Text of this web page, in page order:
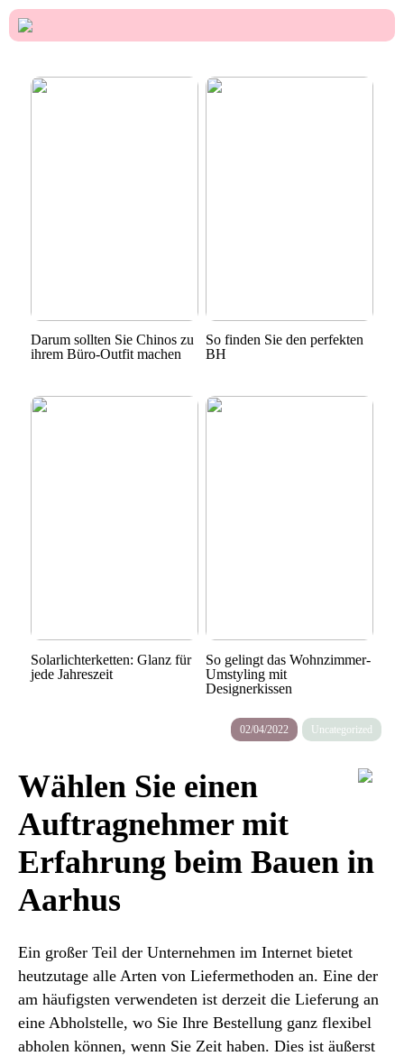
Darum sollten Sie Chinos zu
ihrem Büro-Outfit machen
So finden Sie den perfekten
BH
Solarlichterketten: Glanz für
jede Jahreszeit
So gelingt das Wohnzimmer-
Umstyling mit
Designerkissen
02/04/2022 Uncategorized
Wählen Sie einen
Auftragnehmer mit
Erfahrung beim Bauen in
Aarhus
Ein großer Teil der Unternehmen im Internet bietet
heutzutage alle Arten von Liefermethoden an. Eine der
am häufigsten verwendeten ist derzeit die Lieferung an
eine Abholstelle, wo Sie Ihre Bestellung ganz flexibel
abholen können, wenn Sie Zeit haben. Dies ist äußerst